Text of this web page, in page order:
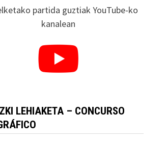
partida guztiak YouTube-ko
kanalean
LEHIAKETA – CONCURSO